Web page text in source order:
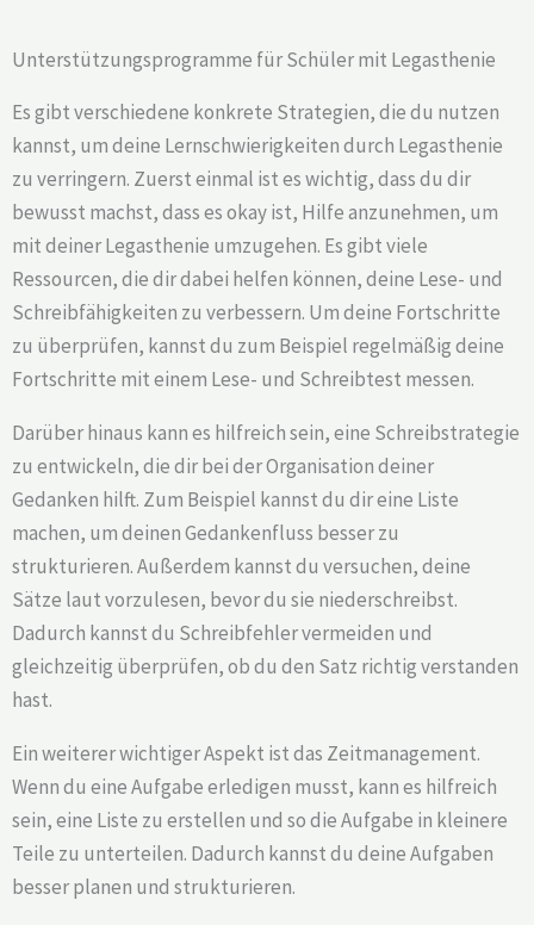
Unterstützungsprogramme für Schüler mit Legasthenie
Es gibt verschiedene konkrete Strategien, die du nutzen
kannst, um deine Lernschwierigkeiten durch Legasthenie
zu verringern. Zuerst einmal ist es wichtig, dass du dir
bewusst machst, dass es okay ist, Hilfe anzunehmen, um
mit deiner Legasthenie umzugehen. Es gibt viele
Ressourcen, die dir dabei helfen können, deine Lese- und
Schreibfähigkeiten zu verbessern. Um deine Fortschritte
zu überprüfen, kannst du zum Beispiel regelmäßig deine
Fortschritte mit einem Lese- und Schreibtest messen.
Darüber hinaus kann es hilfreich sein, eine Schreibstrategie
zu entwickeln, die dir bei der Organisation deiner
Gedanken hilft. Zum Beispiel kannst du dir eine Liste
machen, um deinen Gedankenfluss besser zu
strukturieren. Außerdem kannst du versuchen, deine
Sätze laut vorzulesen, bevor du sie niederschreibst.
Dadurch kannst du Schreibfehler vermeiden und
gleichzeitig überprüfen, ob du den Satz richtig verstanden
hast.
Ein weiterer wichtiger Aspekt ist das Zeitmanagement.
Wenn du eine Aufgabe erledigen musst, kann es hilfreich
sein, eine Liste zu erstellen und so die Aufgabe in kleinere
Teile zu unterteilen. Dadurch kannst du deine Aufgaben
besser planen und strukturieren.